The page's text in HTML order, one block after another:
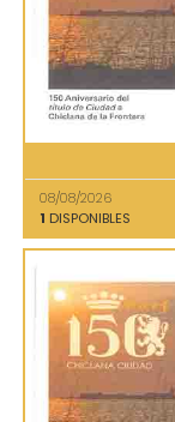
08/08/2026
1 DISPONIBLES